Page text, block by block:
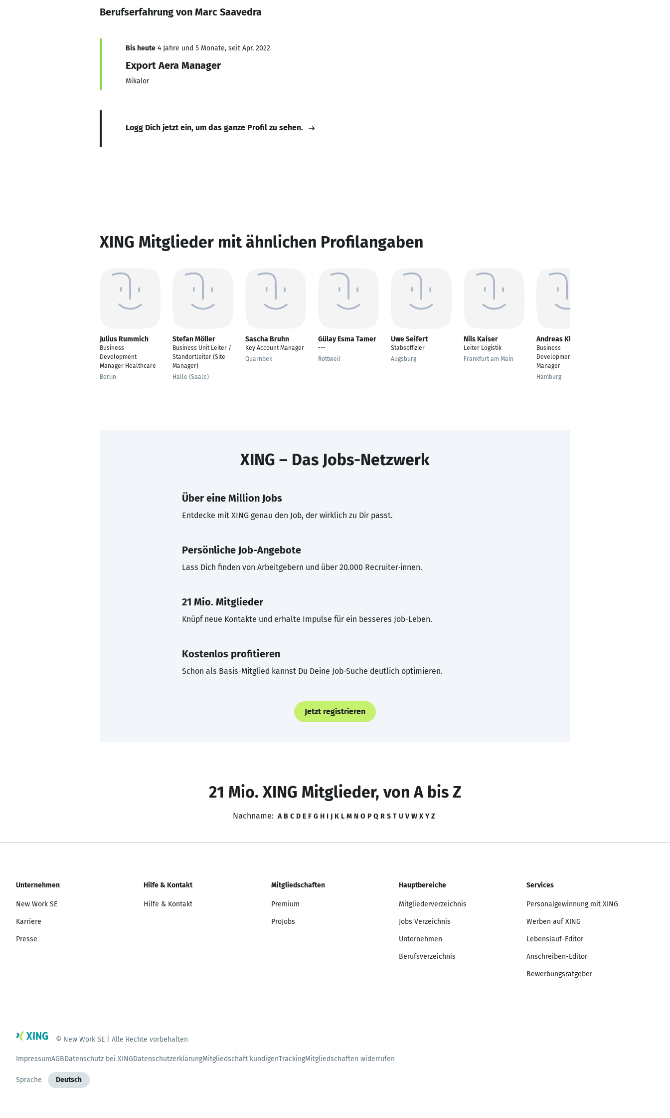
Berufserfahrung von Marc Saavedra
Bis heute 4 Jahre und 5 Monate, seit Apr. 2022
Export Aera Manager
Mikalor
Logg Dich jetzt ein, um das ganze Profil zu sehen.
XING Mitglieder mit ähnlichen Profilangaben
Julius Rummich
Business
Development
Manager Healthcare
Berlin
Stefan Möller
Business Unit Leiter /
Standortleiter (Site
Manager)
Halle (Saale)
Sascha Bruhn
Key Account Manager
Quarnbek
Gülay Esma Tamer
---
Rottweil
Uwe Seifert
Stabsoffizier
Augsburg
Nils Kaiser
Leiter Logistik
Frankfurt am Main
Andreas Klinger
Business
Development
Manager
Hamburg
XING – Das Jobs-Netzwerk
Über eine Million Jobs
Entdecke mit XING genau den Job, der wirklich zu Dir passt.
Persönliche Job-Angebote
Lass Dich finden von Arbeitgebern und über 20.000 Recruiter·innen.
21 Mio. Mitglieder
Knüpf neue Kontakte und erhalte Impulse für ein besseres Job-Leben.
Kostenlos profitieren
Schon als Basis-Mitglied kannst Du Deine Job-Suche deutlich optimieren.
Jetzt registrieren
21 Mio. XING Mitglieder, von A bis Z
Nachname: A B C D E F G H I J K L M N O P Q R S T U V W X Y Z
Unternehmen
New Work SE
Karriere
Presse
Hilfe & Kontakt
Hilfe & Kontakt
Mitgliedschaften
Premium
ProJobs
Hauptbereiche
Mitgliederverzeichnis
Jobs Verzeichnis
Unternehmen
Berufsverzeichnis
Services
Personalgewinnung mit XING
Werben auf XING
Lebenslauf-Editor
Anschreiben-Editor
Bewerbungsratgeber
© New Work SE | Alle Rechte vorbehalten
ImpressumAGBDatenschutz bei XINGDatenschutzerklärungMitgliedschaft kündigenTrackingMitgliedschaften widerrufen
Sprache Deutsch